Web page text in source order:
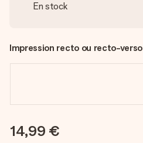
En stock
Impression recto ou recto-verso
14,99 €